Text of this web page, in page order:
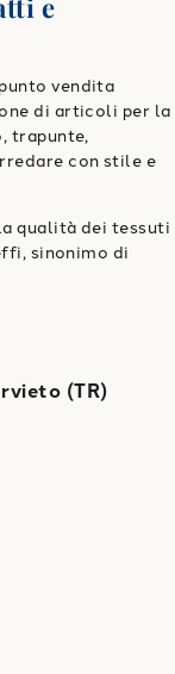
vendita
di articoli per la
trapunte,
con stile e
qualità dei tessuti
sinonimo di
(TR)